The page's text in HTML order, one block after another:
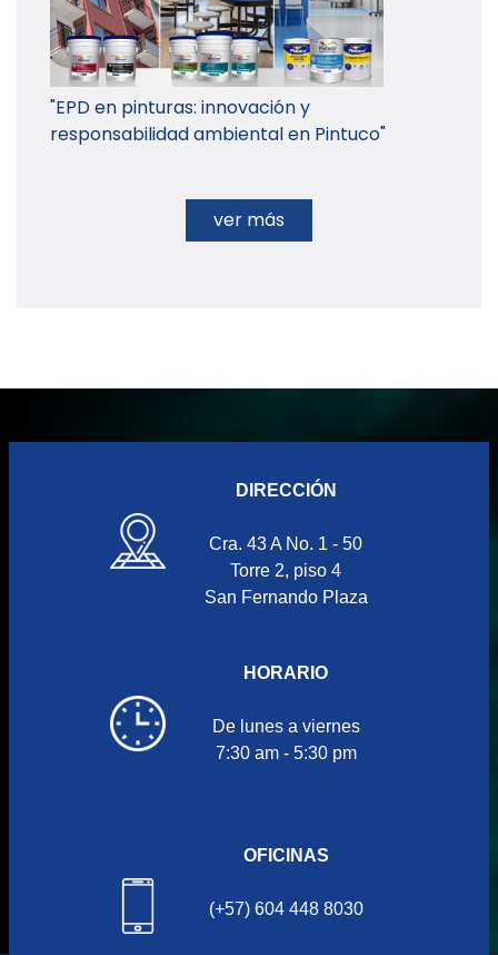
"EPD en pinturas: innovación y
responsabilidad ambiental en Pintuco"
ver más
DIRECCIÓN
Cra. 43 A No. 1 - 50
Torre 2, piso 4
San Fernando Plaza
HORARIO
De lunes a viernes
7:30 am - 5:30 pm
OFICINAS
(+57) 604 448 8030